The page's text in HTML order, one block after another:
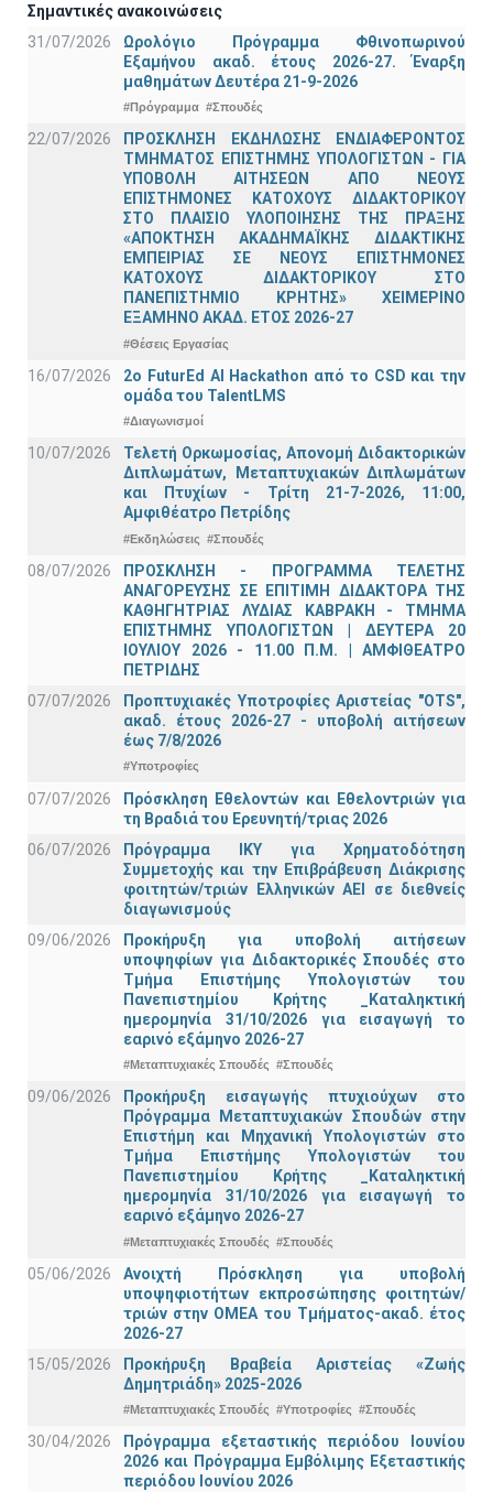
Σημαντικές ανακοινώσεις
31/07/2026
Ωρολόγιο Πρόγραμμα Φθινοπωρινού
Εξαμήνου ακαδ. έτους 2026-27. Έναρξη
μαθημάτων Δευτέρα 21-9-2026
#Πρόγραμμα #Σπουδές
22/07/2026
ΠΡΟΣΚΛΗΣΗ ΕΚΔΗΛΩΣΗΣ ΕΝΔΙΑΦΕΡΟΝΤΟΣ
ΤΜΗΜΑΤΟΣ ΕΠΙΣΤΗΜΗΣ ΥΠΟΛΟΓΙΣΤΩΝ - ΓΙΑ
ΥΠΟΒΟΛΗ ΑΙΤΗΣΕΩΝ ΑΠΟ ΝΕΟΥΣ
ΕΠΙΣΤΗΜΟΝΕΣ ΚΑΤΟΧΟΥΣ ΔΙΔΑΚΤΟΡΙΚΟΥ
ΣΤΟ ΠΛΑΙΣΙΟ ΥΛΟΠΟΙΗΣΗΣ ΤΗΣ ΠΡΑΞΗΣ
«ΑΠΟΚΤΗΣΗ ΑΚΑΔΗΜΑΪΚΗΣ ΔΙΔΑΚΤΙΚΗΣ
ΕΜΠΕΙΡΙΑΣ ΣΕ ΝΕΟΥΣ ΕΠΙΣΤΗΜΟΝΕΣ
ΚΑΤΟΧΟΥΣ ΔΙΔΑΚΤΟΡΙΚΟΥ ΣΤΟ
ΠΑΝΕΠΙΣΤΗΜΙΟ ΚΡΗΤΗΣ» ΧΕΙΜΕΡΙΝΟ
ΕΞΑΜΗΝΟ ΑΚΑΔ. ΕΤΟΣ 2026-27
#Θέσεις Εργασίας
16/07/2026
2o FuturEd AI Hackathon από το CSD και την
ομάδα του TalentLMS
#Διαγωνισμοί
10/07/2026
Τελετή Ορκωμοσίας, Απονομή Διδακτορικών
Διπλωμάτων, Μεταπτυχιακών Διπλωμάτων
και Πτυχίων - Τρίτη 21-7-2026, 11:00,
Αμφιθέατρο Πετρίδης
#Εκδηλώσεις #Σπουδές
08/07/2026
ΠΡΟΣΚΛΗΣΗ - ΠΡΟΓΡΑΜΜΑ ΤΕΛΕΤΗΣ
ΑΝΑΓΟΡΕΥΣΗΣ ΣΕ ΕΠΙΤΙΜΗ ΔΙΔΑΚΤΟΡΑ ΤΗΣ
ΚΑΘΗΓΗΤΡΙΑΣ ΛΥΔΙΑΣ ΚΑΒΡΑΚΗ - ΤΜΗΜΑ
ΕΠΙΣΤΗΜΗΣ ΥΠΟΛΟΓΙΣΤΩΝ | ΔΕΥΤΕΡΑ 20
ΙΟΥΛΙΟΥ 2026 - 11.00 Π.Μ. | ΑΜΦΙΘΕΑΤΡΟ
ΠΕΤΡΙΔΗΣ
07/07/2026
Προπτυχιακές Υποτροφίες Αριστείας "OTS",
ακαδ. έτους 2026-27 - υποβολή αιτήσεων
έως 7/8/2026
#Υποτροφίες
07/07/2026
Πρόσκληση Εθελοντών και Εθελοντριών για
τη Βραδιά του Ερευνητή/τριας 2026
06/07/2026
Πρόγραμμα ΙΚΥ για Χρηματοδότηση
Συμμετοχής και την Επιβράβευση Διάκρισης
φοιτητών/τριών Ελληνικών ΑΕΙ σε διεθνείς
διαγωνισμούς
09/06/2026
Προκήρυξη για υποβολή αιτήσεων
υποψηφίων για Διδακτορικές Σπουδές στο
Τμήμα Eπιστήμης Υπολογιστών του
Πανεπιστημίου Κρήτης _Καταληκτική
ημερομηνία 31/10/2026 για εισαγωγή το
εαρινό εξάμηνο 2026-27
#Μεταπτυχιακές Σπουδές #Σπουδές
09/06/2026
Προκήρυξη εισαγωγής πτυχιούχων στo
Πρόγραμμα Μεταπτυχιακών Σπουδών στην
Επιστήμη και Μηχανική Υπολογιστών στο
Τμήμα Eπιστήμης Υπολογιστών του
Πανεπιστημίου Κρήτης _Καταληκτική
ημερομηνία 31/10/2026 για εισαγωγή το
εαρινό εξάμηνο 2026-27
#Μεταπτυχιακές Σπουδές #Σπουδές
05/06/2026
Ανοιχτή Πρόσκληση για υποβολή
υποψηφιοτήτων εκπροσώπησης φοιτητών/
τριών στην ΟΜΕΑ του Τμήματος-ακαδ. έτος
2026-27
15/05/2026
Προκήρυξη Βραβεία Αριστείας «Ζωής
Δημητριάδη» 2025-2026
#Μεταπτυχιακές Σπουδές #Υποτροφίες #Σπουδές
30/04/2026
Πρόγραμμα εξεταστικής περιόδου Ιουνίου
2026 και Πρόγραμμα Εμβόλιμης Εξεταστικής
περιόδου Ιουνίου 2026